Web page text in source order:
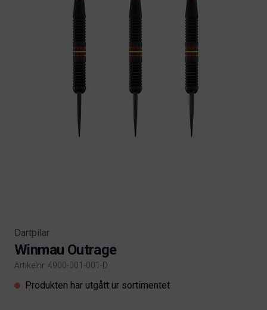
Dartpilar
Winmau Outrage
Artikelnr. 4900-001-001-D
Product information
Produkten har utgått ur sortimentet